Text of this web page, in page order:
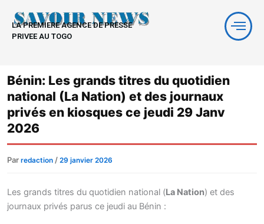
contenu
LA PREMIERE AGENCE DE PRESSE
PRIVEE AU TOGO
Bénin: Les grands titres du quotidien
national (La Nation) et des journaux
privés en kiosques ce jeudi 29 Janv
2026
Par redaction / 29 janvier 2026
Les grands titres du quotidien national (La Nation) et des
journaux privés parus ce jeudi au Bénin :